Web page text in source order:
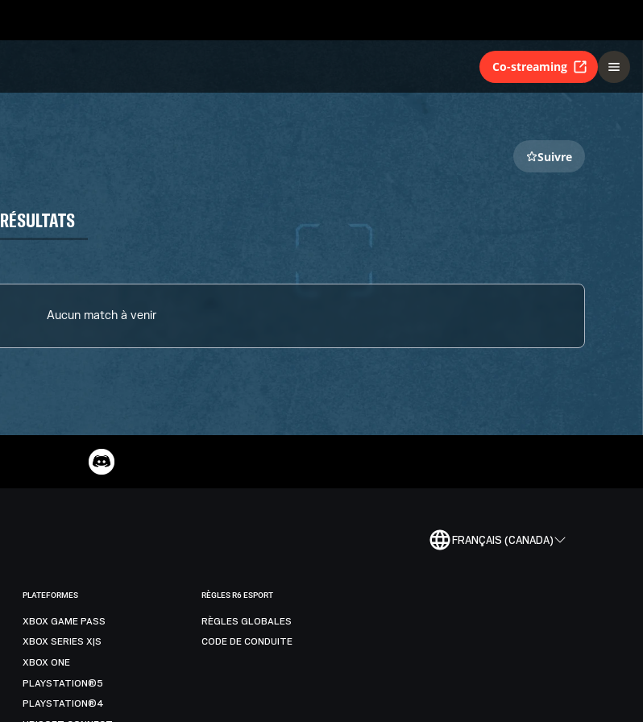
Co-streaming
Suivre
RÉSULTATS
Aucun match à venir
FRANÇAIS (CANADA)
PLATEFORMES
XBOX GAME PASS
XBOX SERIES X|S
XBOX ONE
PLAYSTATION®5
PLAYSTATION®4
RÈGLES R6 ESPORT
RÈGLES GLOBALES
CODE DE CONDUITE